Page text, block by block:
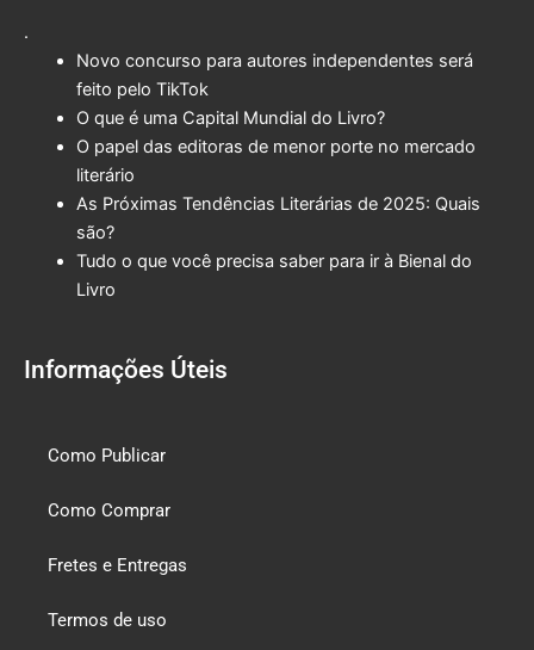
.
Novo concurso para autores independentes será
feito pelo TikTok
O que é uma Capital Mundial do Livro?
O papel das editoras de menor porte no mercado
literário
As Próximas Tendências Literárias de 2025: Quais
são?
Tudo o que você precisa saber para ir à Bienal do
Livro
Informações Úteis
Como Publicar
Como Comprar
Fretes e Entregas
Termos de uso